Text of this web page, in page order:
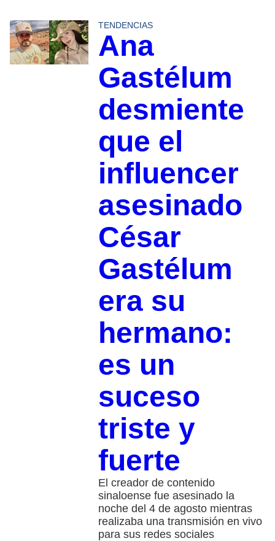
TENDENCIAS
Ana
Gastélum
desmiente
que el
influencer
asesinado
César
Gastélum
era su
hermano:
es un
suceso
triste y
fuerte
El creador de contenido
sinaloense fue asesinado la
noche del 4 de agosto mientras
realizaba una transmisión en vivo
para sus redes sociales